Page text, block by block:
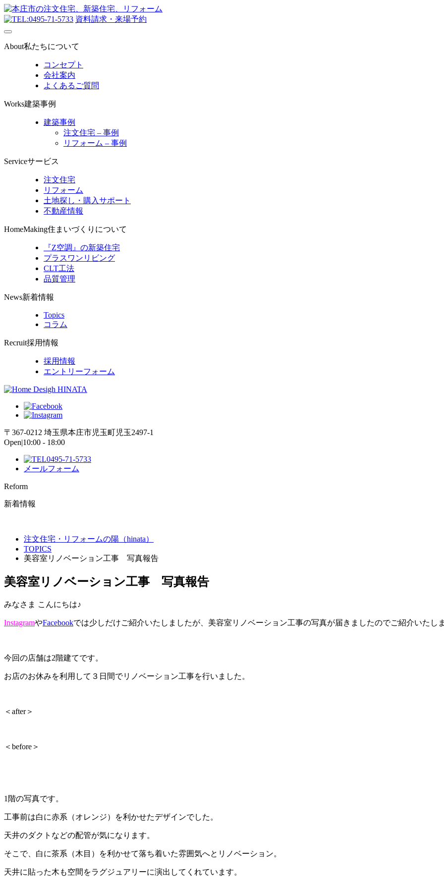
0495-71-5733 資料請求・来場予約
About私たちについて
コンセプト
会社案内
よくあるご質問
Works建築事例
建築事例
注文住宅 – 事例
リフォーム – 事例
Serviceサービス
注文住宅
リフォーム
土地探し・購入サポート
不動産情報
HomeMaking住まいづくりについて
『Z空調』の新築住宅
プラスワンリビング
CLT工法
品質管理
News新着情報
Topics
コラム
Recruit採用情報
採用情報
エントリーフォーム
〒367-0212 埼玉県本庄市児玉町児玉2497-1
Open|10:00 - 18:00
0495-71-5733
メールフォーム
Reform
新着情報
注文住宅・リフォームの陽（hinata）
TOPICS
美容室リノベーション工事 写真報告
美容室リノベーション工事 写真報告
みなさま こんにちは♪
InstagramやFacebookでは少しだけご紹介いたしましたが、美容室リノベーション工事の写真が届きましたのでご紹介いたし
今回の店舗は2階建てです。
お店のお休みを利用して３日間でリノベーション工事を行いました。
＜after＞
＜before＞
1階の写真です。
工事前は白に赤系（オレンジ）を利かせたデザインでした。
天井のダクトなどの配管が気になります。
そこで、白に茶系（木目）を利かせて落ち着いた雰囲気へとリノベーション。
天井に貼った木も空間をラグジュアリーに演出してくれています。